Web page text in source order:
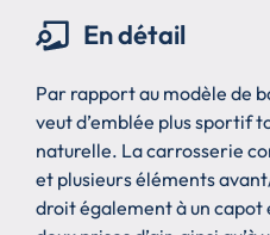
En détail
Par rapport au modèle de
veut d’emblée plus sportif
naturelle. La carrosserie
et plusieurs éléments
droit également à un